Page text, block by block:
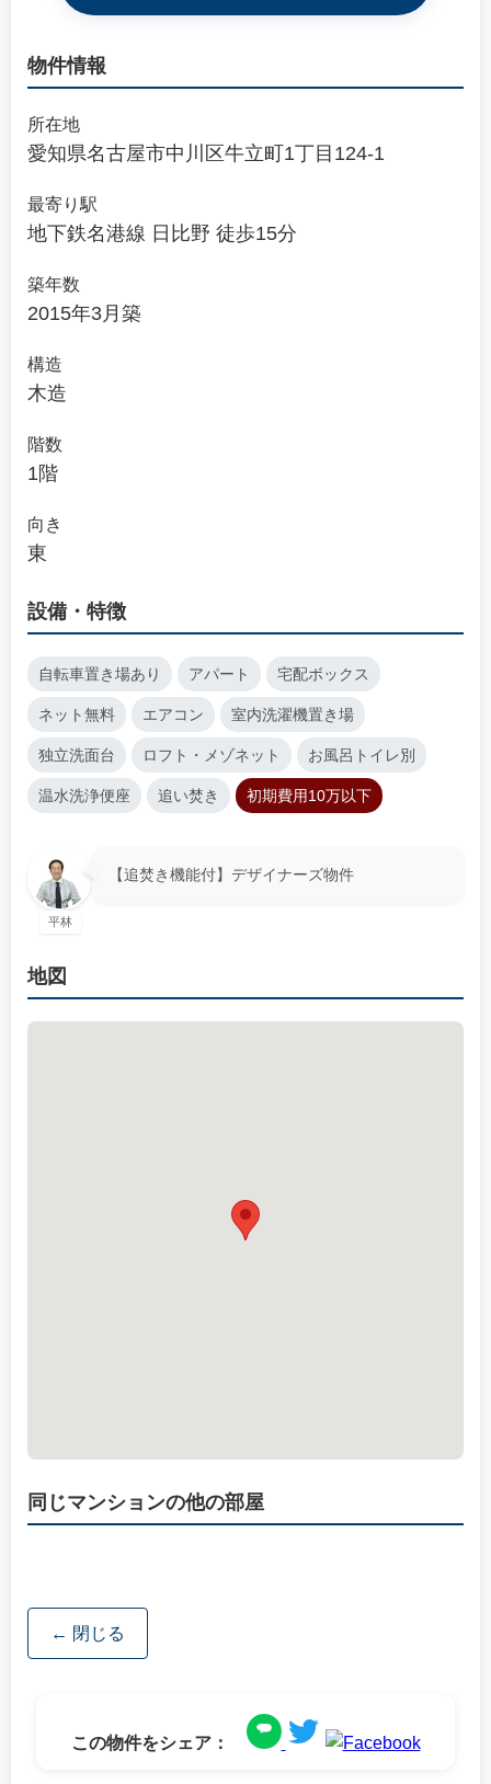
物件情報
所在地
愛知県名古屋市中川区牛立町1丁目124-1
最寄り駅
地下鉄名港線 日比野 徒歩15分
築年数
2015年3月築
構造
木造
階数
1階
向き
東
設備・特徴
自転車置き場あり アパート 宅配ボックス
ネット無料 エアコン 室内洗濯機置き場
独立洗面台 ロフト・メゾネット お風呂トイレ別
温水洗浄便座 追い焚き 初期費用10万以下
平林
【追焚き機能付】デザイナーズ物件
地図
同じマンションの他の部屋
← 閉じる
この物件をシェア：